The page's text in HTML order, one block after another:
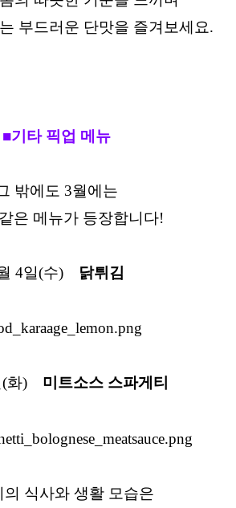
부드러운 단맛을 즐겨보세요.
■기타 픽업 메뉴
밖에도 3월에는
은 메뉴가 등장합니다!
4일(수) 닭튀김
(화) 미트소스 스파게티
식사와 생활 모습은